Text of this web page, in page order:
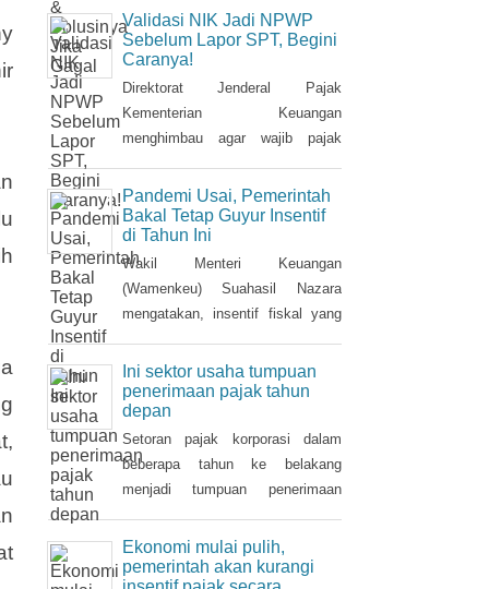
menargetkan sebanyak 69 juta
Nomor Induk Kependudukan (NIK)
dapat terintegrasi dengan Nomor
Pokok Wajib Pajik (NPWP).
Simak cara validasi NIK jadi
NPWP jelang pelaporan SPT
Tahunan.Hingga 8 Januari 2023,
DJP mencatat baru 53 juta NIK
atau 76,8 persen dari total target
yang baru terintegrasi. Melalui
integrasi, nantinya pelayanan
dapat lebih
Validasi NIK Jadi NPWP
Sebelum Lapor SPT, Begini
Caranya!
Direktorat Jenderal Pajak
Kementerian Keuangan
menghimbau agar wajib pajak
melakukan validasi Nomor Induk
Nomor Pokok Wajib Pajak
(NPWP) sebelum pelaporan
SPT Tahunan 2022. Hal ini sejalan
dengan sudah mulai
diterapkannya Peraturan Menteri
Keuangan (PMK) Nomor
112/PMK.03/2022. Dalam PMK
yang menjadi aturan turunan
Peraturan Presiden Nomor 83
Tahun 2021 dan
Pandemi Usai, Pemerintah
Bakal Tetap Guyur Insentif
di Tahun Ini
Wakil Menteri Keuangan
(Wamenkeu) Suahasil Nazara
mengatakan, insentif fiskal yang
diberikan tahun 2022 lalu bakal
berlanjut di tahun 2023. Stimulus
fiskal itu di antaranya insentif
pajak penjualan barang mewah
ditanggung pemerintah ( PpnBM
DTP) untuk sektor otomotif
maupun insentif pajak
pertambahan nilai ditanggung
Ini sektor usaha tumpuan
penerimaan pajak tahun
depan
Setoran pajak korporasi dalam
beberapa tahun ke belakang
menjadi tumpuan penerimaan
pajak penghasilan (PPh). Seiring